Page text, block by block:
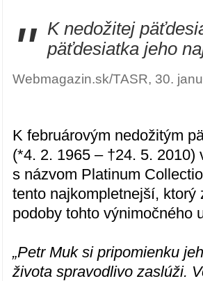
"
K nedožitej
päťdesiatka jeho
Webmagazin.sk/TASR, 30.
K februárovým nedožitým
(*4. 2. 1965 – †24. 5.
s názvom Platinum
tento najkompletnejší,
podoby tohto výnimočného
„Petr Muk si pripomienku
života spravodlivo zaslúži.